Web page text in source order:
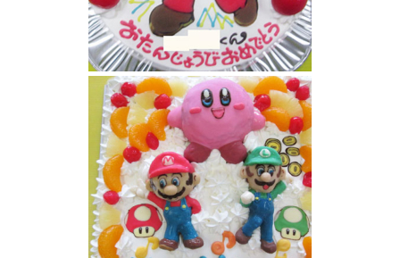
アイスマリオケーキ